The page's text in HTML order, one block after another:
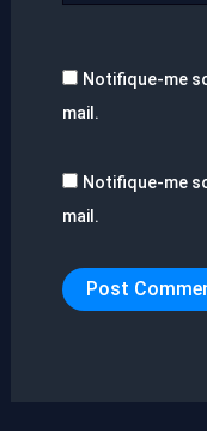
Notifique-me
mail.
Notifique-me
mail.